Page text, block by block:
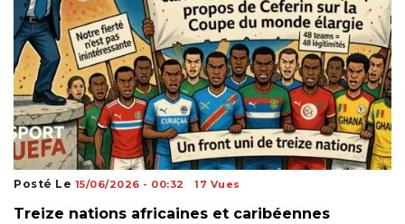
Posté Le 15/06/2026 - 00:32 17 Vues
Treize nations africaines et caribéennes